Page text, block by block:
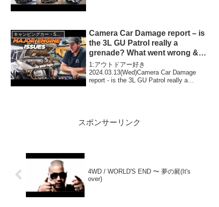
Camera Car Damage report – is
the 3L GU Patrol really a
grenade? What went wrong &
how we fixed it
1:アウトドアー好き
2024.03.13(Wed)Camera Car Damage
report - is the 3L GU Patrol really a
スポンサーリンク
4WD / WORLD'S END 〜 夢の屍(It's
over)